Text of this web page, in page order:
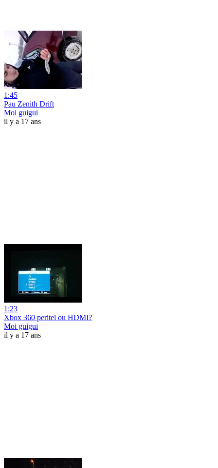
1:45
Pau Zenith Drift
Moi guigui
il y a 17 ans
1:23
Xbox 360 peritel ou HDMI?‎
Moi guigui
il y a 17 ans